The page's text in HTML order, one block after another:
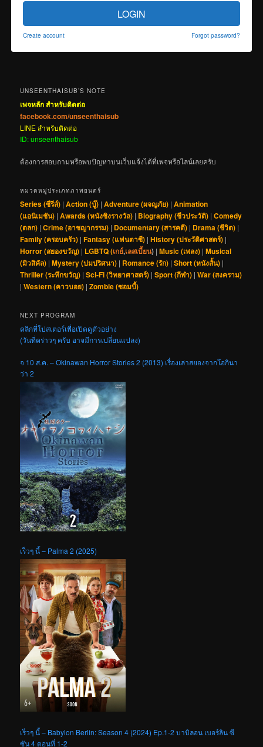
LOGIN
Create account Forgot password?
UNSEENTHAISUB’S NOTE
เพจหลัก สำหรับติดต่อ
facebook.com/unseenthaisub
LINE สำหรับติดต่อ
ID: unseenthaisub
ต้องการสอบถามหรือพบปัญหาบนเว็บแจ้งได้ที่เพจหรือไลน์เลยครับ
หมวดหมู่ประเภทภาพยนตร์
Series (ซีรีส์) |Action (บู๊) |Adventure (ผจญภัย) |Animation
(แอนิเมชัน) |Awards (หนังชิงรางวัล) | Biography (ชีวประวัติ) |Comedy
(ตลก) |Crime (อาชญากรรม) | Documentary (สารคดี) | Drama (ชีวิต) |
Family (ครอบครัว) |Fantasy (แฟนตาซี) |History (ประวัติศาสตร์) |
Horror (สยองขวัญ) | LGBTQ (เกย์,เลสเบี้ยน) |Music (เพลง) |Musical
(มิวสิคัล) |Mystery (ปมปริศนา) | Romance (รัก) |Short (หนังสั้น) |
Thriller (ระทึกขวัญ) |Sci-Fi (วิทยาศาสตร์) |Sport (กีฬา) |War (สงคราม)
|Western (คาวบอย) |Zombie (ซอมบี้)
NEXT PROGRAM
คลิกที่โปสเตอร์เพื่อเปิดดูตัวอย่าง
(วันที่คร่าวๆ ครับ อาจมีการเปลี่ยนแปลง)
จ 10 ส.ค. – Okinawan Horror Stories 2 (2013) เรื่องเล่าสยองจากโอกินา
ว่า 2
เร็วๆ นี้ – Palma 2 (2025)
เร็วๆ นี้ – Babylon Berlin: Season 4 (2024) Ep.1-2 บาบิลอน เบอร์ลิน ซี
ซัน 4 ตอนที่ 1-2